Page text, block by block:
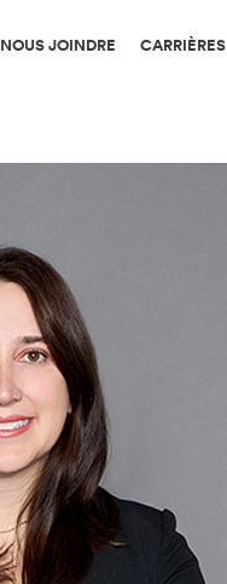
NOUS JOINDRE CARRIÈRES